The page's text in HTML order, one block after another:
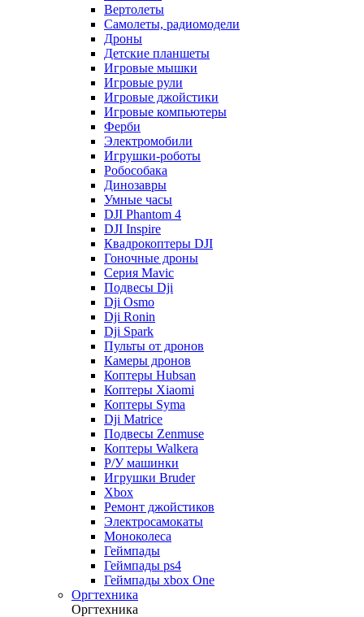
Вертолеты
Самолеты, радиомодели
Дроны
Детские планшеты
Игровые мышки
Игровые рули
Игровые джойстики
Игровые компьютеры
Ферби
Электромобили
Игрушки-роботы
Робособака
Динозавры
Умные часы
DJI Phantom 4
DJI Inspire
Квадрокоптеры DJI
Гоночные дроны
Серия Mavic
Подвесы Dji
Dji Osmo
Dji Ronin
Dji Spark
Пульты от дронов
Камеры дронов
Коптеры Hubsan
Коптеры Xiaomi
Коптеры Syma
Dji Matrice
Подвесы Zenmuse
Коптеры Walkera
Р/У машинки
Игрушки Bruder
Xbox
Ремонт джойстиков
Электросамокаты
Моноколеса
Геймпады
Геймпады ps4
Геймпады xbox One
Оргтехника
Оргтехника